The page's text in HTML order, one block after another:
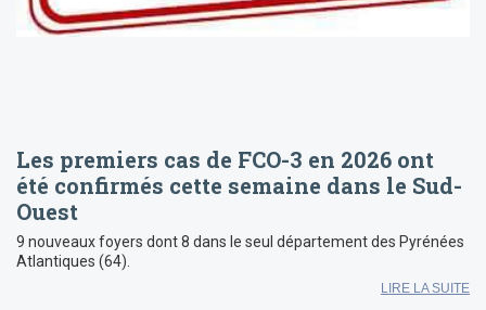
Les premiers cas de FCO-3 en 2026 ont
été confirmés cette semaine dans le Sud-
Ouest
9 nouveaux foyers dont 8 dans le seul département des Pyrénées
Atlantiques (64).
LIRE LA SUITE